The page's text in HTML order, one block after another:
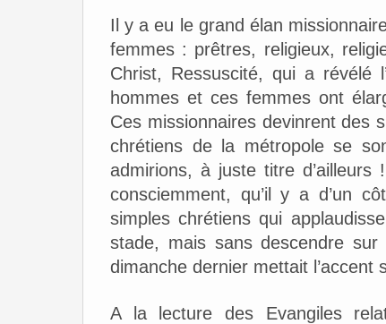
Il y a eu le grand élan
femmes : prêtres, religieux,
Christ, Ressuscité, qui a
hommes et ces femmes ont
Ces missionnaires devinrent des
chrétiens de la métropole se
admirions, à juste titre
consciemment, qu’il y a d’un
simples chrétiens qui
stade, mais sans descendre
dimanche dernier mettait l’accent
A la lecture des Evangiles